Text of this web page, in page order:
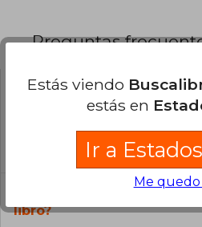
Preguntas
¿El libro es original?
Todos los libros de nuestro
catálogo son Originales.
¿En qué Idioma está
libro?
Estás viendo
estás en
Ir a
Me